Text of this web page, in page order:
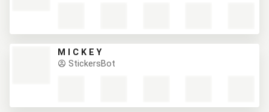
M I C K E Y
StickersBot